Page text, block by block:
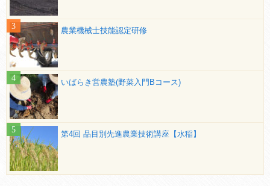
農業機械士技能認定研修
いばらき営農塾(野菜入門Bコース)
第4回 品目別先進農業技術講座【水稲】